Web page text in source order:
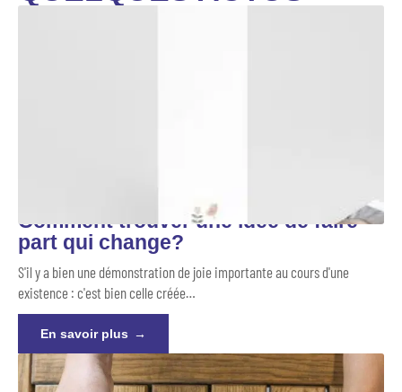
Comment trouver une idée de faire
part qui change?
S'il y a bien une démonstration de joie importante au cours d'une
existence : c'est bien celle créée…
En savoir plus